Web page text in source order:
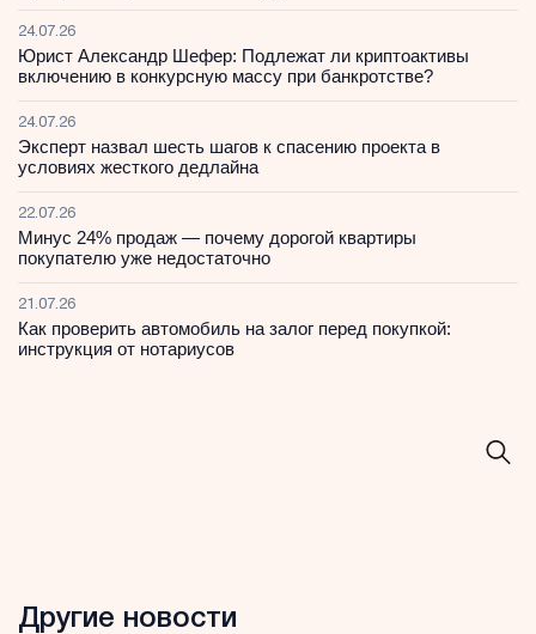
24.07.26
Юрист Александр Шефер: Подлежат ли криптоактивы
включению в конкурсную массу при банкротстве?
24.07.26
Эксперт назвал шесть шагов к спасению проекта в
условиях жесткого дедлайна
22.07.26
Минус 24% продаж — почему дорогой квартиры
покупателю уже недостаточно
21.07.26
Как проверить автомобиль на залог перед покупкой:
инструкция от нотариусов
Другие новости